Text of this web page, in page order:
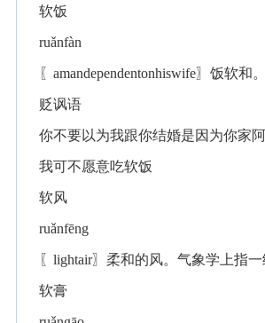
软饭
ruǎnfàn
〖amandependentonhiswife〗饭软
贬讽语
你不要以为我跟你结婚是因为你家
我可不愿意吃软饭
软风
ruǎnfēng
〖lightair〗柔和的风。气象学上指
软膏